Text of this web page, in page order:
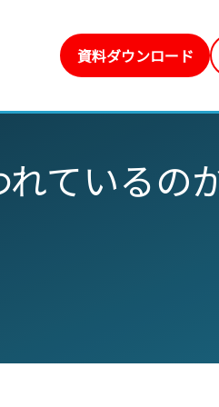
資料ダウンロード
ているの